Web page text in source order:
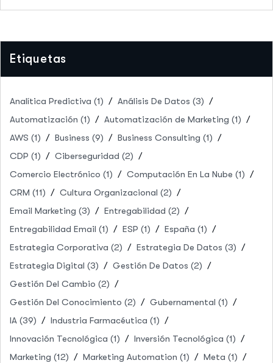
Etiquetas
Analítica Predictiva (1) Análisis De Datos (3)
Automatización (1) Automatización de Marketing (1)
AWS (1) Business (9) Business Consulting (1)
CDP (1) Ciberseguridad (2)
Comercio Electrónico (1) Computación En La Nube (1)
CRM (11) Cultura Organizacional (2)
Email Marketing (3) Entregabilidad (2)
Entregabilidad Email (1) ESP (1) España (1)
Estrategia Corporativa (2) Estrategia De Datos (3)
Estrategia Digital (3) Gestión De Datos (2)
Gestión Del Cambio (2)
Gestión Del Conocimiento (2) Gubernamental (1)
IA (39) Industria Farmacéutica (1)
Innovación Tecnológica (1) Inversión Tecnológica (1)
Marketing (12) Marketing Automation (1) Meta (1)